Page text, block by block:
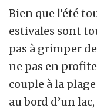
Bien que l’été
estivales sont
pas à grimper
ne pas en
couple à la
au bord d’un